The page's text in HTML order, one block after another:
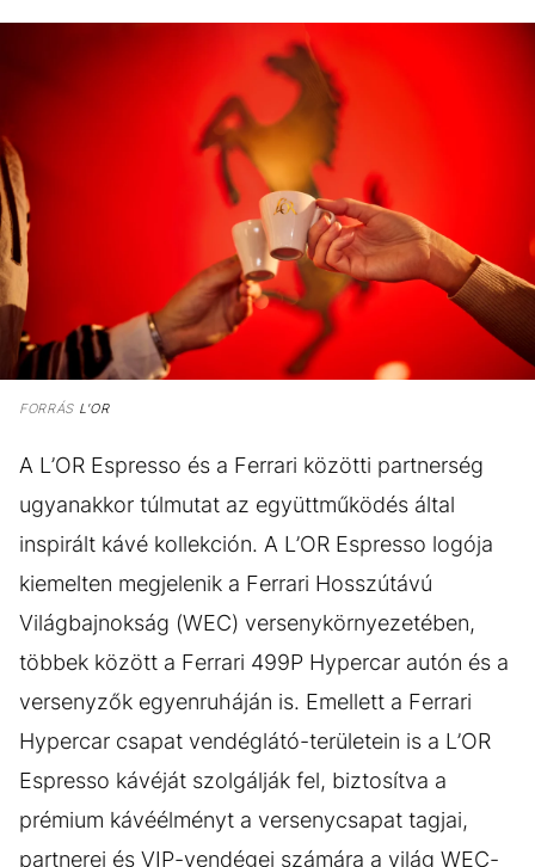
FORRÁSL'OR
A L’OR Espresso és a Ferrari közötti partnerség
ugyanakkor túlmutat az együttműködés által
inspirált kávé kollekción. A L’OR Espresso logója
kiemelten megjelenik a Ferrari Hosszútávú
Világbajnokság (WEC) versenykörnyezetében,
többek között a Ferrari 499P Hypercar autón és a
versenyzők egyenruháján is. Emellett a Ferrari
Hypercar csapat vendéglátó-területein is a L’OR
Espresso kávéját szolgálják fel, biztosítva a
prémium kávéélményt a versenycsapat tagjai,
partnerei és VIP-vendégei számára a világ WEC-